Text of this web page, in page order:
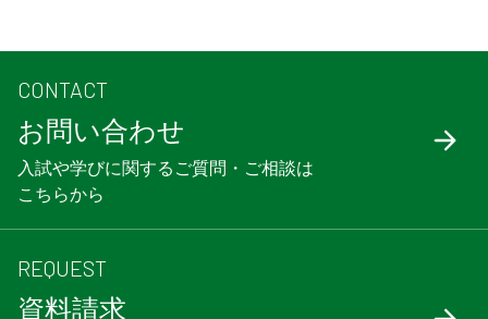
CONTACT
お問い合わせ
入試や学びに関するご質問・ご相談は
こちらから
REQUEST
資料請求